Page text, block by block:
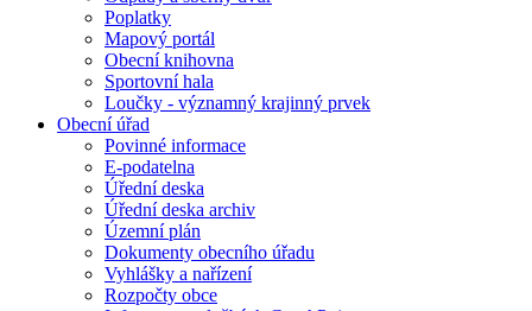
Poplatky
Mapový portál
Obecní knihovna
Sportovní hala
Loučky - významný krajinný prvek
Obecní úřad
Povinné informace
E-podatelna
Úřední deska
Úřední deska archiv
Územní plán
Dokumenty obecního úřadu
Vyhlášky a nařízení
Rozpočty obce